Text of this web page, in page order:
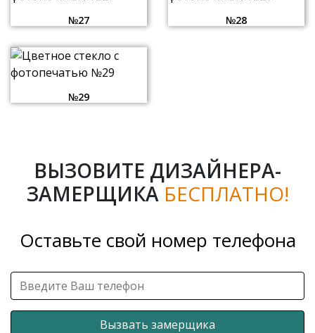
№27 №28
№29
ВЫЗОВИТЕ ДИЗАЙНЕРА-
ЗАМЕРЩИКА БЕСПЛАТНО!
Оставьте свой номер телефона
Вызвать замерщика